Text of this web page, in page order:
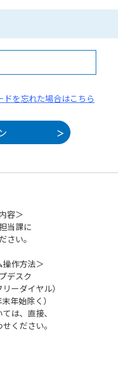
ドを忘れた場合はこちら
容＞
当課に
さい。
作方法＞
デスク
ーダイヤル）
年始除く）
は、直接、
ください。